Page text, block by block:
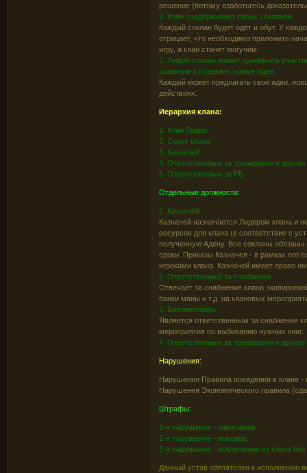
решение (потому озаботьтесь
2. Клан поддерживает своих сокланов.
Каждый соклан будет одет и обут. У
отрицает, что необходимо приложить
игру, а клан станет могучим.
3. Любой соклан может принимать
развитии и подавать новые идеи.
Каждый может предлагать свои идеи,
действиях.
Иерархия клана:
1. Клан Лидер
2. Совет клана
3. Казначей
4. Ответственные за тренировки и
5. Ответственные за РБ
Отдельные должности:
1. Казначей
Казначей назначается Лидером клана и
ресурсов для клана (в соответствие с
полученную Адену. Все сокланы
сроки. Приказы Казначея - в рамках его
игроками клана. Казначей имеет право
2. Ответственный за снабжение
Отвечает за снабжение клана
банки маны и т.д. на клановых
3. Библиотекарь
Является ответственным за снабжение
мероприятия по выбиванию нужных книг.
4. Ответственные за тренировки и
Нарушения:
Нарушения Правила поведения в клане
Нарушения Экономического правила
Штрафы:
1-е нарушение - замечание.
2-е нарушение - выговор.
3-е нарушение - исключение из клана без
Данный устав обязателен к исполнению